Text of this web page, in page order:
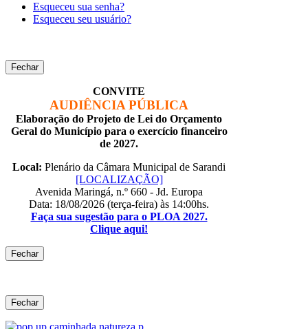
Esqueceu sua senha?
Esqueceu seu usuário?
Fechar
CONVITE
AUDIÊNCIA PÚBLICA
Elaboração do Projeto de Lei do Orçamento
Geral do Município para o exercício financeiro
de 2027.
Local: Plenário da Câmara Municipal de Sarandi
[LOCALIZAÇÃO]
Avenida Maringá, n.º 660 - Jd. Europa
Data: 18/08/2026 (terça-feira) às 14:00hs.
Faça sua sugestão para o PLOA 2027.
Clique aqui!
Fechar
Fechar